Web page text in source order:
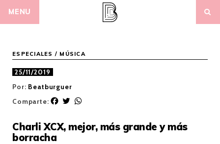
MENU
ESPECIALES / MÚSICA
25/11/2019
Por: Beatburguer
Comparte:
F
e
T
t
t
Charli XCX, mejor, más grande y más
borracha